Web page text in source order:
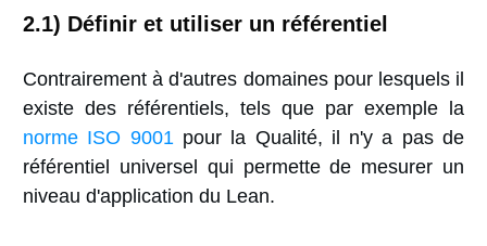
2.1) Définir et utiliser un référentiel
Contrairement à d'autres domaines pour lesquels il
existe des référentiels, tels que par exemple la
norme ISO 9001pour la Qualité, il n'y a pas de
référentiel universel qui permette de mesurer un
niveau d'application du Lean.